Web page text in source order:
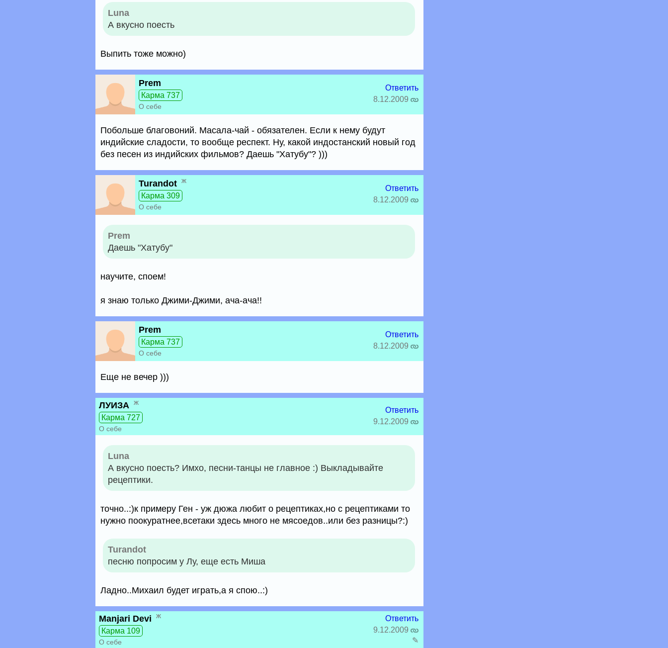
Luna
А вкусно поесть
Выпить тоже можно)
Prem
Карма 737
О себе
Ответить
8.12.2009
Побольше благовоний. Масала-чай - обязателен. Если к нему будут
индийские сладости, то вообще респект. Ну, какой индостанский новый год
без песен из индийских фильмов? Даешь "Хатубу"? )))
Turandot ж
Карма 309
О себе
Ответить
8.12.2009
Prem
Даешь "Хатубу"
научите, споем!
я знаю только Джими-Джими, ача-ача!!
Prem
Карма 737
О себе
Ответить
8.12.2009
Еще не вечер )))
ЛУИЗА ж
Карма 727
О себе
Ответить
9.12.2009
Luna
А вкусно поесть? Имхо, песни-танцы не главное :) Выкладывайте
рецептики.
точно..:)к примеру Ген - уж дюжа любит о рецептиках,но с рецептиками то
нужно поокуратнее,всетаки здесь много не мясоедов..или без разницы?:)
Turandot
песню попросим у Лу, еще есть Миша
Ладно..Михаил будет играть,а я спою..:)
Manjari Devi ж
Карма 109
О себе
Ответить
9.12.2009
✎